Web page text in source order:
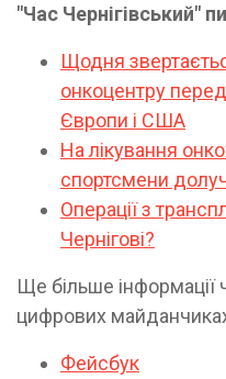
"Час Чернігівський"
Щодня
онкоцентру
Європи і США
На лікування
спортсмени
Операції з
Чернігові?
Ще більше інформації
цифрових
Фейсбук